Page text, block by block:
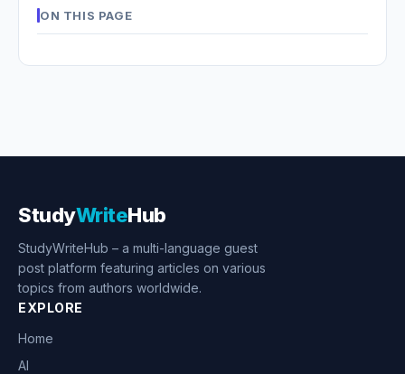
ON THIS PAGE
StudyWriteHub
StudyWriteHub – a multi-language guest
post platform featuring articles on various
topics from authors worldwide.
EXPLORE
Home
AI